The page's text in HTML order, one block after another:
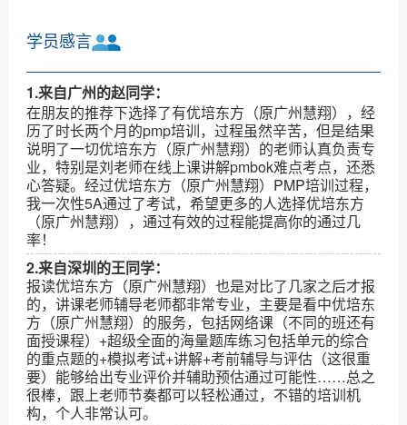
学员感言
1.来自广州的赵同学：
在朋友的推荐下选择了有优培东方（原广州慧翔），经
历了时长两个月的pmp培训，过程虽然辛苦，但是结果
说明了一切优培东方（原广州慧翔）的老师认真负责专
业，特别是刘老师在线上课讲解pmbok难点考点，还悉
心答疑。经过优培东方（原广州慧翔）PMP培训过程，
我一次性5A通过了考试，希望更多的人选择优培东方
（原广州慧翔），通过有效的过程能提高你的通过几
率！
2.来自深圳的王同学：
报读优培东方（原广州慧翔）也是对比了几家之后才报
的，讲课老师辅导老师都非常专业，主要是看中优培东
方（原广州慧翔）的服务，包括网络课（不同的班还有
面授课程）+超级全面的海量题库练习包括单元的综合
的重点题的+模拟考试+讲解+考前辅导与评估（这很重
要）能够给出专业评价并辅助预估通过可能性……总之
很棒，跟上老师节奏都可以轻松通过，不错的培训机
构，个人非常认可。